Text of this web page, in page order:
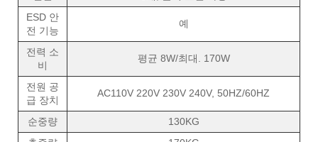
ESD 안
전 기능
예
전력 소
비
평균 8W/최대. 170W
전원 공
급 장치
AC110V 220V 230V 240V, 50HZ/60HZ
순중량
130KG